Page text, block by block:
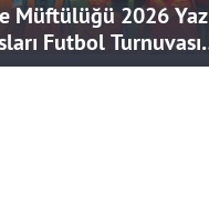
Müftülüğü 2026 Yaz
Futbol Turnuvası